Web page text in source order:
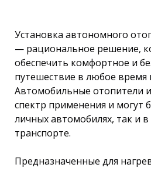
Установка автономного
— рациональное решение,
обеспечить комфортное и
путешествие в любое время
Автомобильные отопители
спектр применения и могут
личных автомобилях, так и
транспорте.
Предназначенные для